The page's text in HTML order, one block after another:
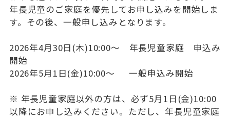
児童の一日
入試情報
学校説明会・公開行事
入試要項
年長児童のご家庭を優先してお申し込みを開始しま
す。その後、一般申し込みとなります。
2026年4月30日(木)10:00〜 年長児童家庭 申込み
開始
2026年5月1日(金)10:00〜 一般申込み開始
※ 年長児童家庭以外の方は、必ず5月1日(金)10:00
以降にお申し込みください。ただし、年長児童家庭